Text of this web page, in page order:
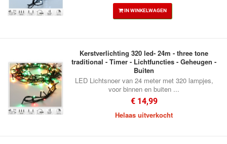
IN WINKELWAGEN
Kerstverlichting 320 led- 24m - three tone
traditional - Timer - Lichtfuncties - Geheugen -
Buiten
LED Lichtsnoer van 24 meter met 320 lampjes,
voor binnen en buiten ...
€ 14,99
Helaas uitverkocht